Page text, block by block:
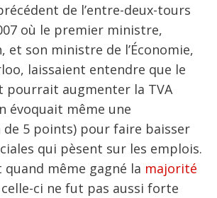
de l’entre-deux-tours
où le premier ministre,
et son ministre de l’Économie,
laissaient entendre que le
pourrait augmenter la TVA
évoquait même une
5 points) pour faire baisser
qui pèsent sur les emplois.
même gagné la majorité
ci ne fut pas aussi forte